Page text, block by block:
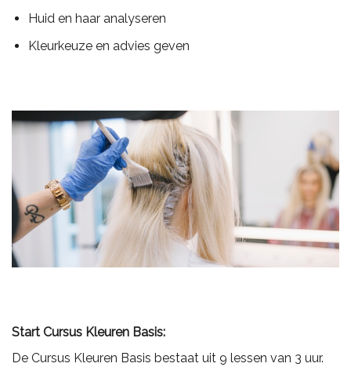
Huid en haar analyseren
Kleurkeuze en advies geven
Start Cursus Kleuren Basis:
De Cursus Kleuren Basis bestaat uit 9 lessen van 3 uur.